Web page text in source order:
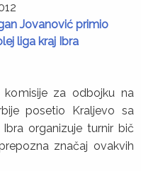
Jovanović primio
liga kraj Ibra
komisije za odbojku na
posetio Kraljevo sa
organizuje turnir bič
značaj ovakvih